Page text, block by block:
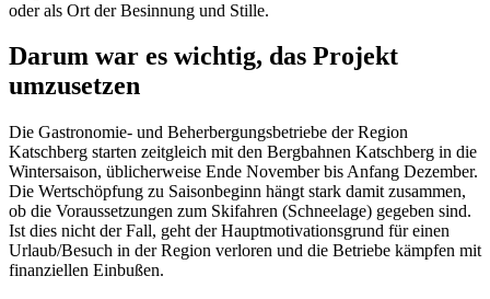
oder als Ort der Besinnung und Stille.
Darum war es wichtig, das Projekt
umzusetzen
Die Gastronomie- und Beherbergungsbetriebe der Region
Katschberg starten zeitgleich mit den Bergbahnen Katschberg in die
Wintersaison, üblicherweise Ende November bis Anfang Dezember.
Die Wertschöpfung zu Saisonbeginn hängt stark damit zusammen,
ob die Voraussetzungen zum Skifahren (Schneelage) gegeben sind.
Ist dies nicht der Fall, geht der Hauptmotivationsgrund für einen
Urlaub/Besuch in der Region verloren und die Betriebe kämpfen mit
finanziellen Einbußen.